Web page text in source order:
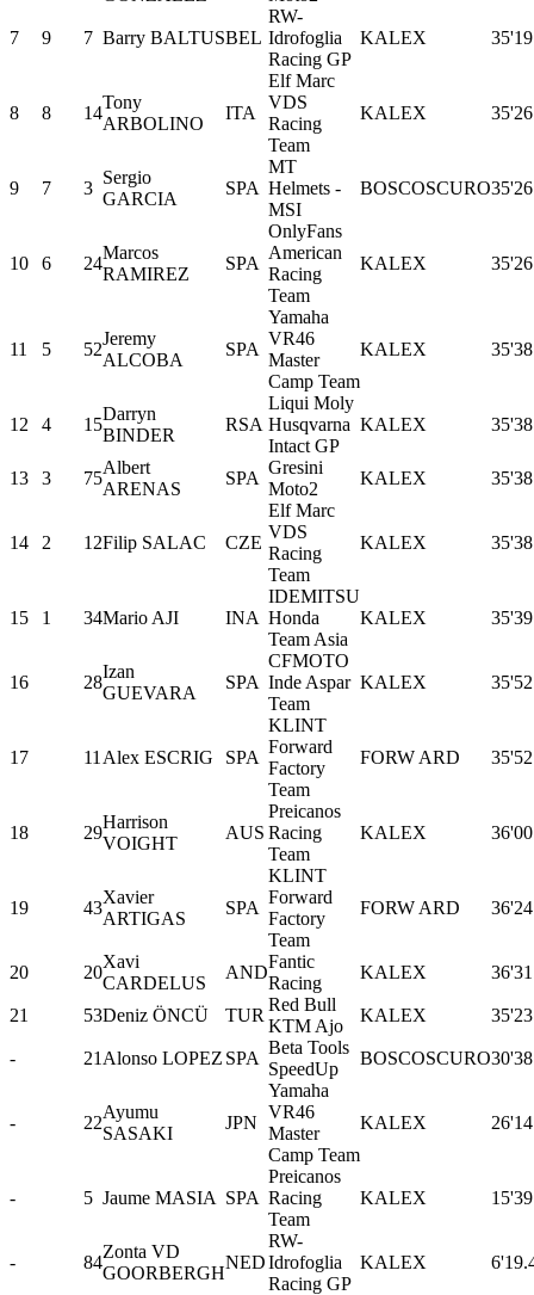
7 9 7 Barry BALTUSBEL
RW-
Idrofoglia
Racing GP
KALEX
8 8 14
Tony
ARBOLINO
ITA
Elf Marc
VDS
Racing
Team
KALEX
9 7 3
Sergio
GARCIA
SPA
MT
Helmets -
MSI
BOSCOSCURO
10 6 24
Marcos
RAMIREZ
SPA
OnlyFans
American
Racing
Team
KALEX
11 5 52
Jeremy
ALCOBA
SPA
Yamaha
VR46
Master
Camp Team
KALEX
12 4 15
Darryn
BINDER
RSA
Liqui Moly
Husqvarna
Intact GP
KALEX
13 3 75
Albert
ARENAS
SPA
Gresini
Moto2
KALEX
14 2 12Filip SALAC CZE
Elf Marc
VDS
Racing
Team
KALEX
15 1 34Mario AJI INA
IDEMITSU
Honda
Team Asia
KALEX
16 28
Izan
GUEVARA
SPA
CFMOTO
Inde Aspar
Team
KALEX
17 11 Alex ESCRIG SPA
KLINT
Forward
Factory
Team
FORW ARD
18 29
Harrison
VOIGHT
AUS
Preicanos
Racing
Team
KALEX
19 43
Xavier
ARTIGAS
SPA
KLINT
Forward
Factory
Team
FORW ARD
20 20
Xavi
CARDELUS
AND
Fantic
Racing
KALEX
21 53Deniz ÖNCÜ TUR
Red Bull
KTM Ajo
KALEX
- 21 Alonso LOPEZ SPA
Beta Tools
SpeedUp
BOSCOSCURO
- 22
Ayumu
SASAKI
JPN
Yamaha
VR46
Master
Camp Team
KALEX
- 5 Jaume MASIA SPA
Preicanos
Racing
Team
KALEX
- 84
Zonta VD
GOORBERGH
NED
RW-
Idrofoglia
Racing GP
KALEX